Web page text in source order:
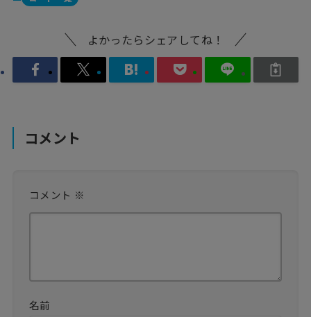
よかったらシェアしてね！
コメント
コメント ※
名前